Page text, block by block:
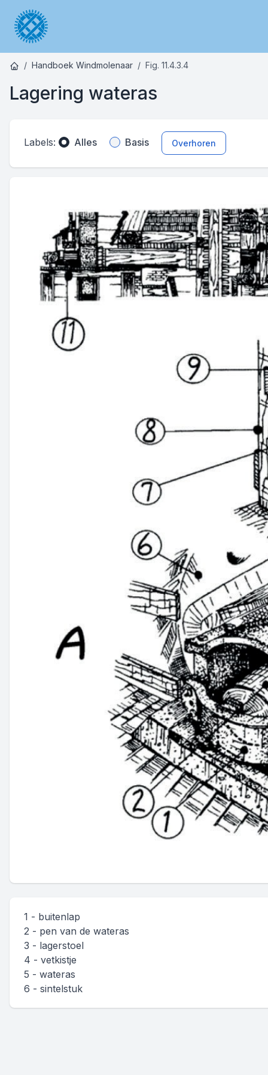
Handboek Windmolenaar Fig. 11.4.3.4
Lagering wateras
Labels: Alles Basis Overhoren
1 - buitenlap
2 - pen van de wateras
3 - lagerstoel
4 - vetkistje
5 - wateras
6 - sintelstuk